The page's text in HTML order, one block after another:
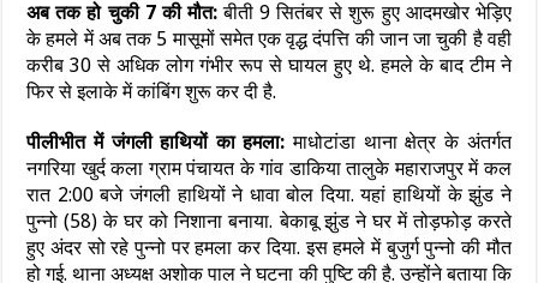
अब तक हो चुकी 7 की मौत:बीती 9 सितंबर से शुरू हुए आदमखोर भेड़िए
के हमले में अब तक 5 मासूमों समेत एक वृद्ध दंपत्ति की जान जा चुकी है वही
करीब 30 से अधिक लोग गंभीर रूप से घायल हुए थे. हमले के बाद टीम ने
फिर से इलाके में कांबिंग शुरू कर दी है.
पीलीभीत में जंगली हाथियों का हमला: माधोटांडा थाना क्षेत्र के अंतर्गत
नगरिया खुर्द कला ग्राम पंचायत के गांव डाकिया तालुके महाराजपुर में कल
रात 2:00 बजे जंगली हाथियों ने धावा बोल दिया. यहां हाथियों के झुंड ने
पुन्नो (58) के घर को निशाना बनाया. बेकाबू झुंड ने घर में तोड़फोड़ करते
हुए अंदर सो रहे पुन्नो पर हमला कर दिया. इस हमले में बुजुर्ग पुन्नो की मौत
हो गई. थाना अध्यक्ष अशोक पाल ने घटना की पुष्टि की है. उन्होंने बताया कि